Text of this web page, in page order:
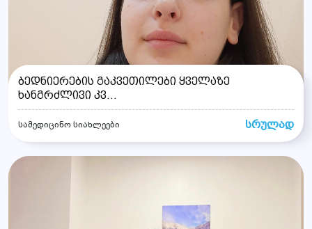
ბედნიერების გაკვეთილები ყველაზე
ხანგრძლივი კვ...
სამედიცინო სიახლეები სრულად